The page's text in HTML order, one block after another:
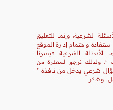
الشرعية، وإنما للتعليق
واهتمام إدارة الموقع
الأسئلة الشرعية فيسرنا
ولذلك نرجو المعذرة من
سؤال شرعي يدخل من نافذة "
وشكرا